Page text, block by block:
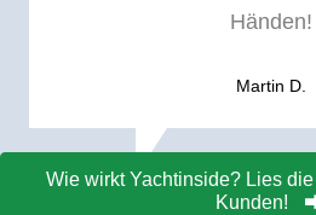
Händen!
Martin D.
Wie wirkt Yachtinside? Lies
Kunden!